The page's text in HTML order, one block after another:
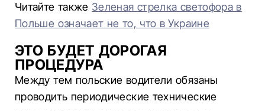
Читайте также Зеленая стрелка светофора в
Польше означает не то, что в Украине
ЭТО БУДЕТ ДОРОГАЯ
ПРОЦЕДУРА
Между тем польские водители обязаны
проводить периодические технические